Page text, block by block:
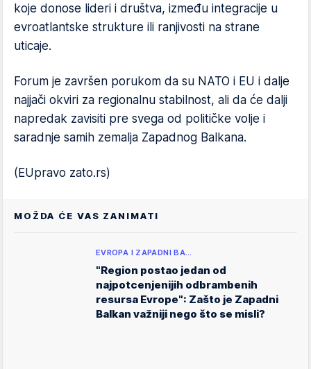
koje donose lideri i društva, između integracije u
evroatlantske strukture ili ranjivosti na strane
uticaje.
Forum je završen porukom da su NATO i EU i dalje
najjači okviri za regionalnu stabilnost, ali da će dalji
napredak zavisiti pre svega od političke volje i
saradnje samih zemalja Zapadnog Balkana.
(EUpravo zato.rs)
MOŽDA ĆE VAS ZANIMATI
EVROPA I ZAPADNI BA…
"Region postao jedan od
najpotcenjenijih odbrambenih
resursa Evrope": Zašto je Zapadni
Balkan važniji nego što se misli?